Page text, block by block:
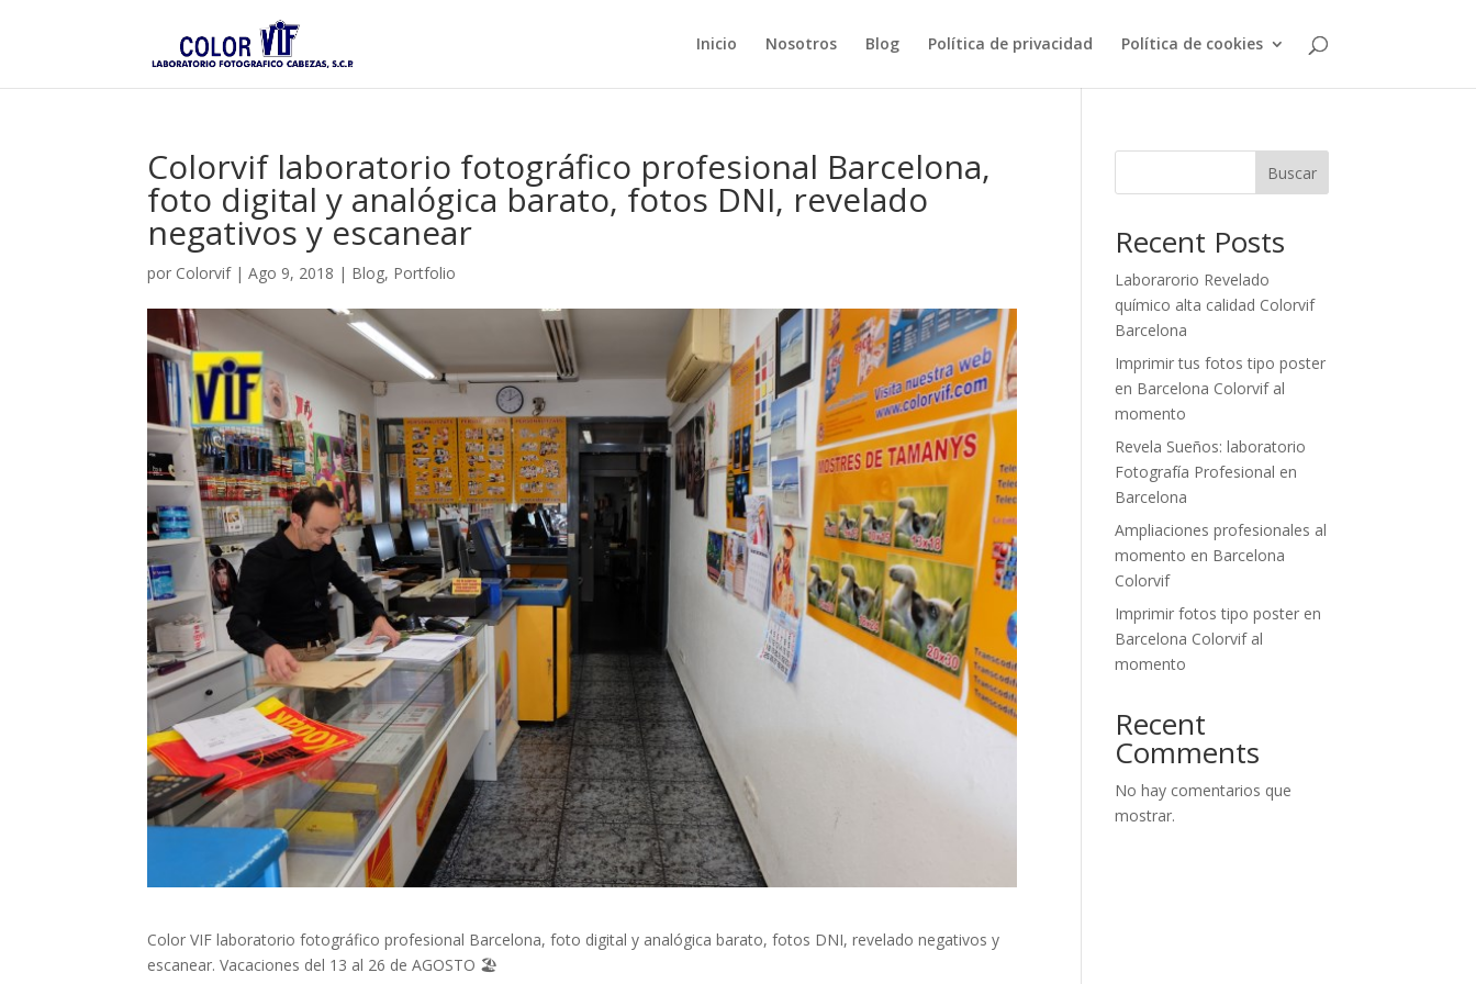
Inicio Nosotros Blog Política de privacidad Política de cookies
Colorvif laboratorio fotográfico profesional Barcelona,
foto digital y analógica barato, fotos DNI, revelado
negativos y escanear
por Colorvif|Ago 9, 2018 | Blog, Portfolio
Color VIF laboratorio fotográfico profesional Barcelona, foto digital y analógica barato, fotos DNI, revelado negativos y
escanear. Vacaciones del 13 al 26 de AGOSTO 🏖️
Buscar
Recent Posts
Laborarorio Revelado
químico alta calidad Colorvif
Barcelona
Imprimir tus fotos tipo poster
en Barcelona Colorvif al
momento
Revela Sueños: laboratorio
Fotografía Profesional en
Barcelona
Ampliaciones profesionales al
momento en Barcelona
Colorvif
Imprimir fotos tipo poster en
Barcelona Colorvif al
momento
Recent
Comments
No hay comentarios que
mostrar.